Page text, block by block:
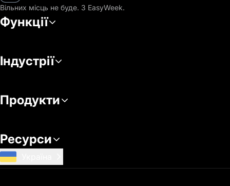
Вільних місць не буде. З EasyWeek.
Функції
Індустрії
Продукти
Ресурси